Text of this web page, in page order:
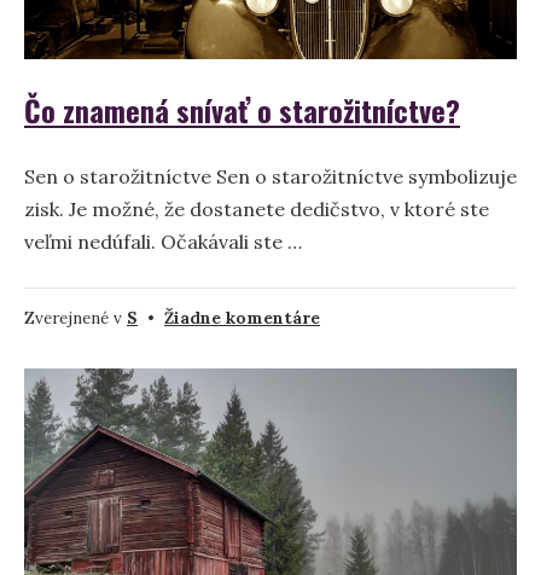
Čo znamená snívať o starožitníctve?
Sen o starožitníctve Sen o starožitníctve symbolizuje
zisk. Je možné, že dostanete dedičstvo, v ktoré ste
veľmi nedúfali. Očakávali ste …
Zverejnené v S • Žiadne komentárena
znamená